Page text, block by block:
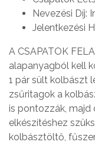
Nevezési Díj:
Jelentkezési
A CSAPATOK
alapanyagból kell
1 pár sült kolbászt
zsűritagok a
is pontozzák, majd
elkészítéshez
kolbásztöltő,